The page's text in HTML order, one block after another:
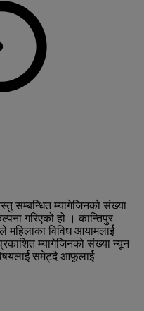
सम्बन्धित म्यागेजिनको संख्या
गरिएको हो । कान्तिपुर
विविध आयामलार्ई
म्यागेजिनको संख्या न्यून
समेट्दै आफूलार्ई